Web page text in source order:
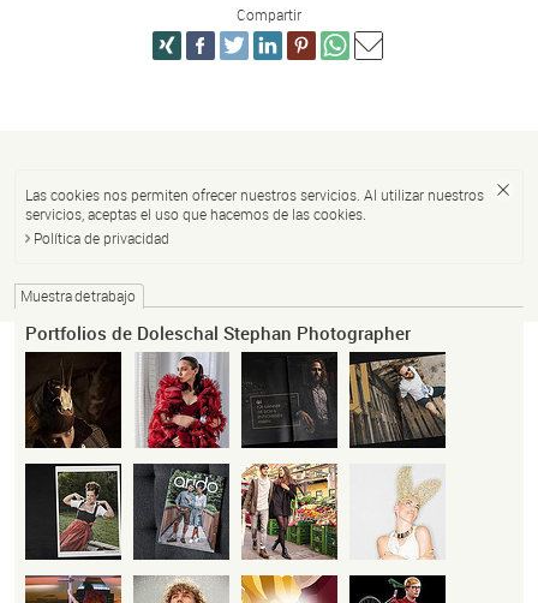
Compartir
Las cookies nos permiten ofrecer nuestros servicios. Al utilizar nuestros
servicios, aceptas el uso que hacemos de las cookies.
Política de privacidad
Muestra de trabajo
Portfolios de Doleschal Stephan Photographer